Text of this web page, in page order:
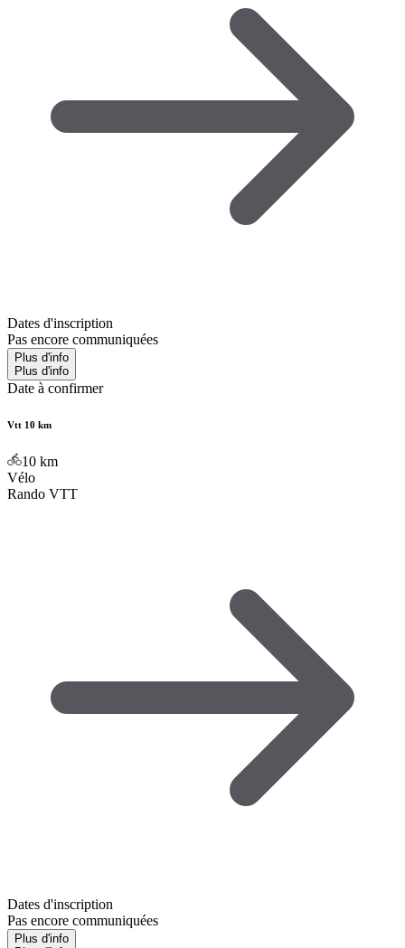
Dates d'inscription
Pas encore communiquées
Plus d'info
Plus d'info
Date à confirmer
Vtt 10 km
10 km
Vélo
Rando VTT
Dates d'inscription
Pas encore communiquées
Plus d'info